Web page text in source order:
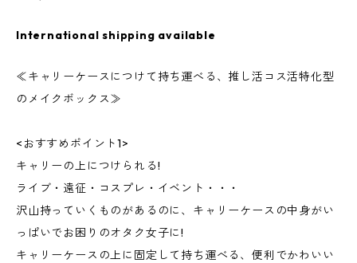
International shipping available
≪キャリーケースにつけて持ち運べる、推し活コス活特化型
のメイクボックス≫
<おすすめポイント1>
キャリーの上につけられる!
ライブ・遠征・コスプレ・イベント・・・
沢山持っていくものがあるのに、キャリーケースの中身がい
っぱいでお困りのオタク女子に!
キャリーケースの上に固定して持ち運べる、便利でかわいい